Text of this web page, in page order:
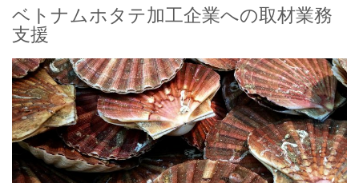
ベトナムホタテ加工企業への取材業務
支援
ニュースレターを購読する